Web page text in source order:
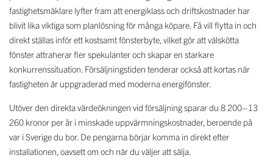
fastighetsmäklare lyfter fram att energiklass och driftskostnader har
blivit lika viktiga som planlösning för många köpare. Få vill flytta in och
direkt ställas inför ett kostsamt fönsterbyte, vilket gör att välskötta
fönster attraherar fler spekulanter och skapar en starkare
konkurrenssituation. Försäljningstiden tenderar också att kortas när
fastigheten är uppgraderad med moderna energifönster.
Utöver den direkta värdeökningen vid försäljning sparar du 8 200–13
260 kronor per år i minskade uppvärmningskostnader, beroende på
var i Sverige du bor. De pengarna börjar komma in direkt efter
installationen, oavsett om och när du väljer att sälja.